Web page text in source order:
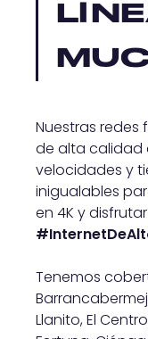
Nuestras redes
de alta calidad
velocidades y
inigualables
en 4K y
Tenemos
Llanito, El